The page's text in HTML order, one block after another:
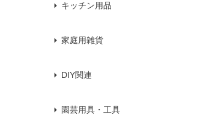
キッチン用品
家庭用雑貨
DIY関連
園芸用具・工具